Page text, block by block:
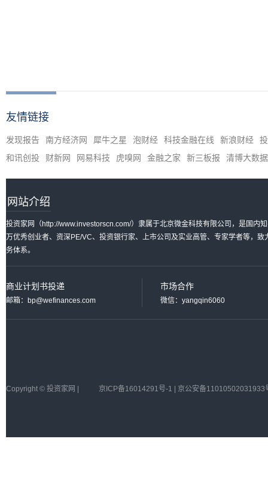
友情链接
发现报告 南方经济网 犀牛之星 泡财经 科技金融在线 新浪财经
和讯创投
财新网 网易科技 虎嗅网 金融之家 新三板报 清博大数据
网站介绍
投资家网（http://www.investorscn.com/）隶属于北京微金科技有限公司，是国内
万优秀创业者、资深PE/VC、投资银行家、上市公司及实业高管、专家学者等，
务体系。
商业计划书投递
邮箱：bp@wefinances.com
市场合作
微信：yangqin6060
Copyright © 投资家网 | 京ICP备16014291号-1 | 京公安备11010502031933